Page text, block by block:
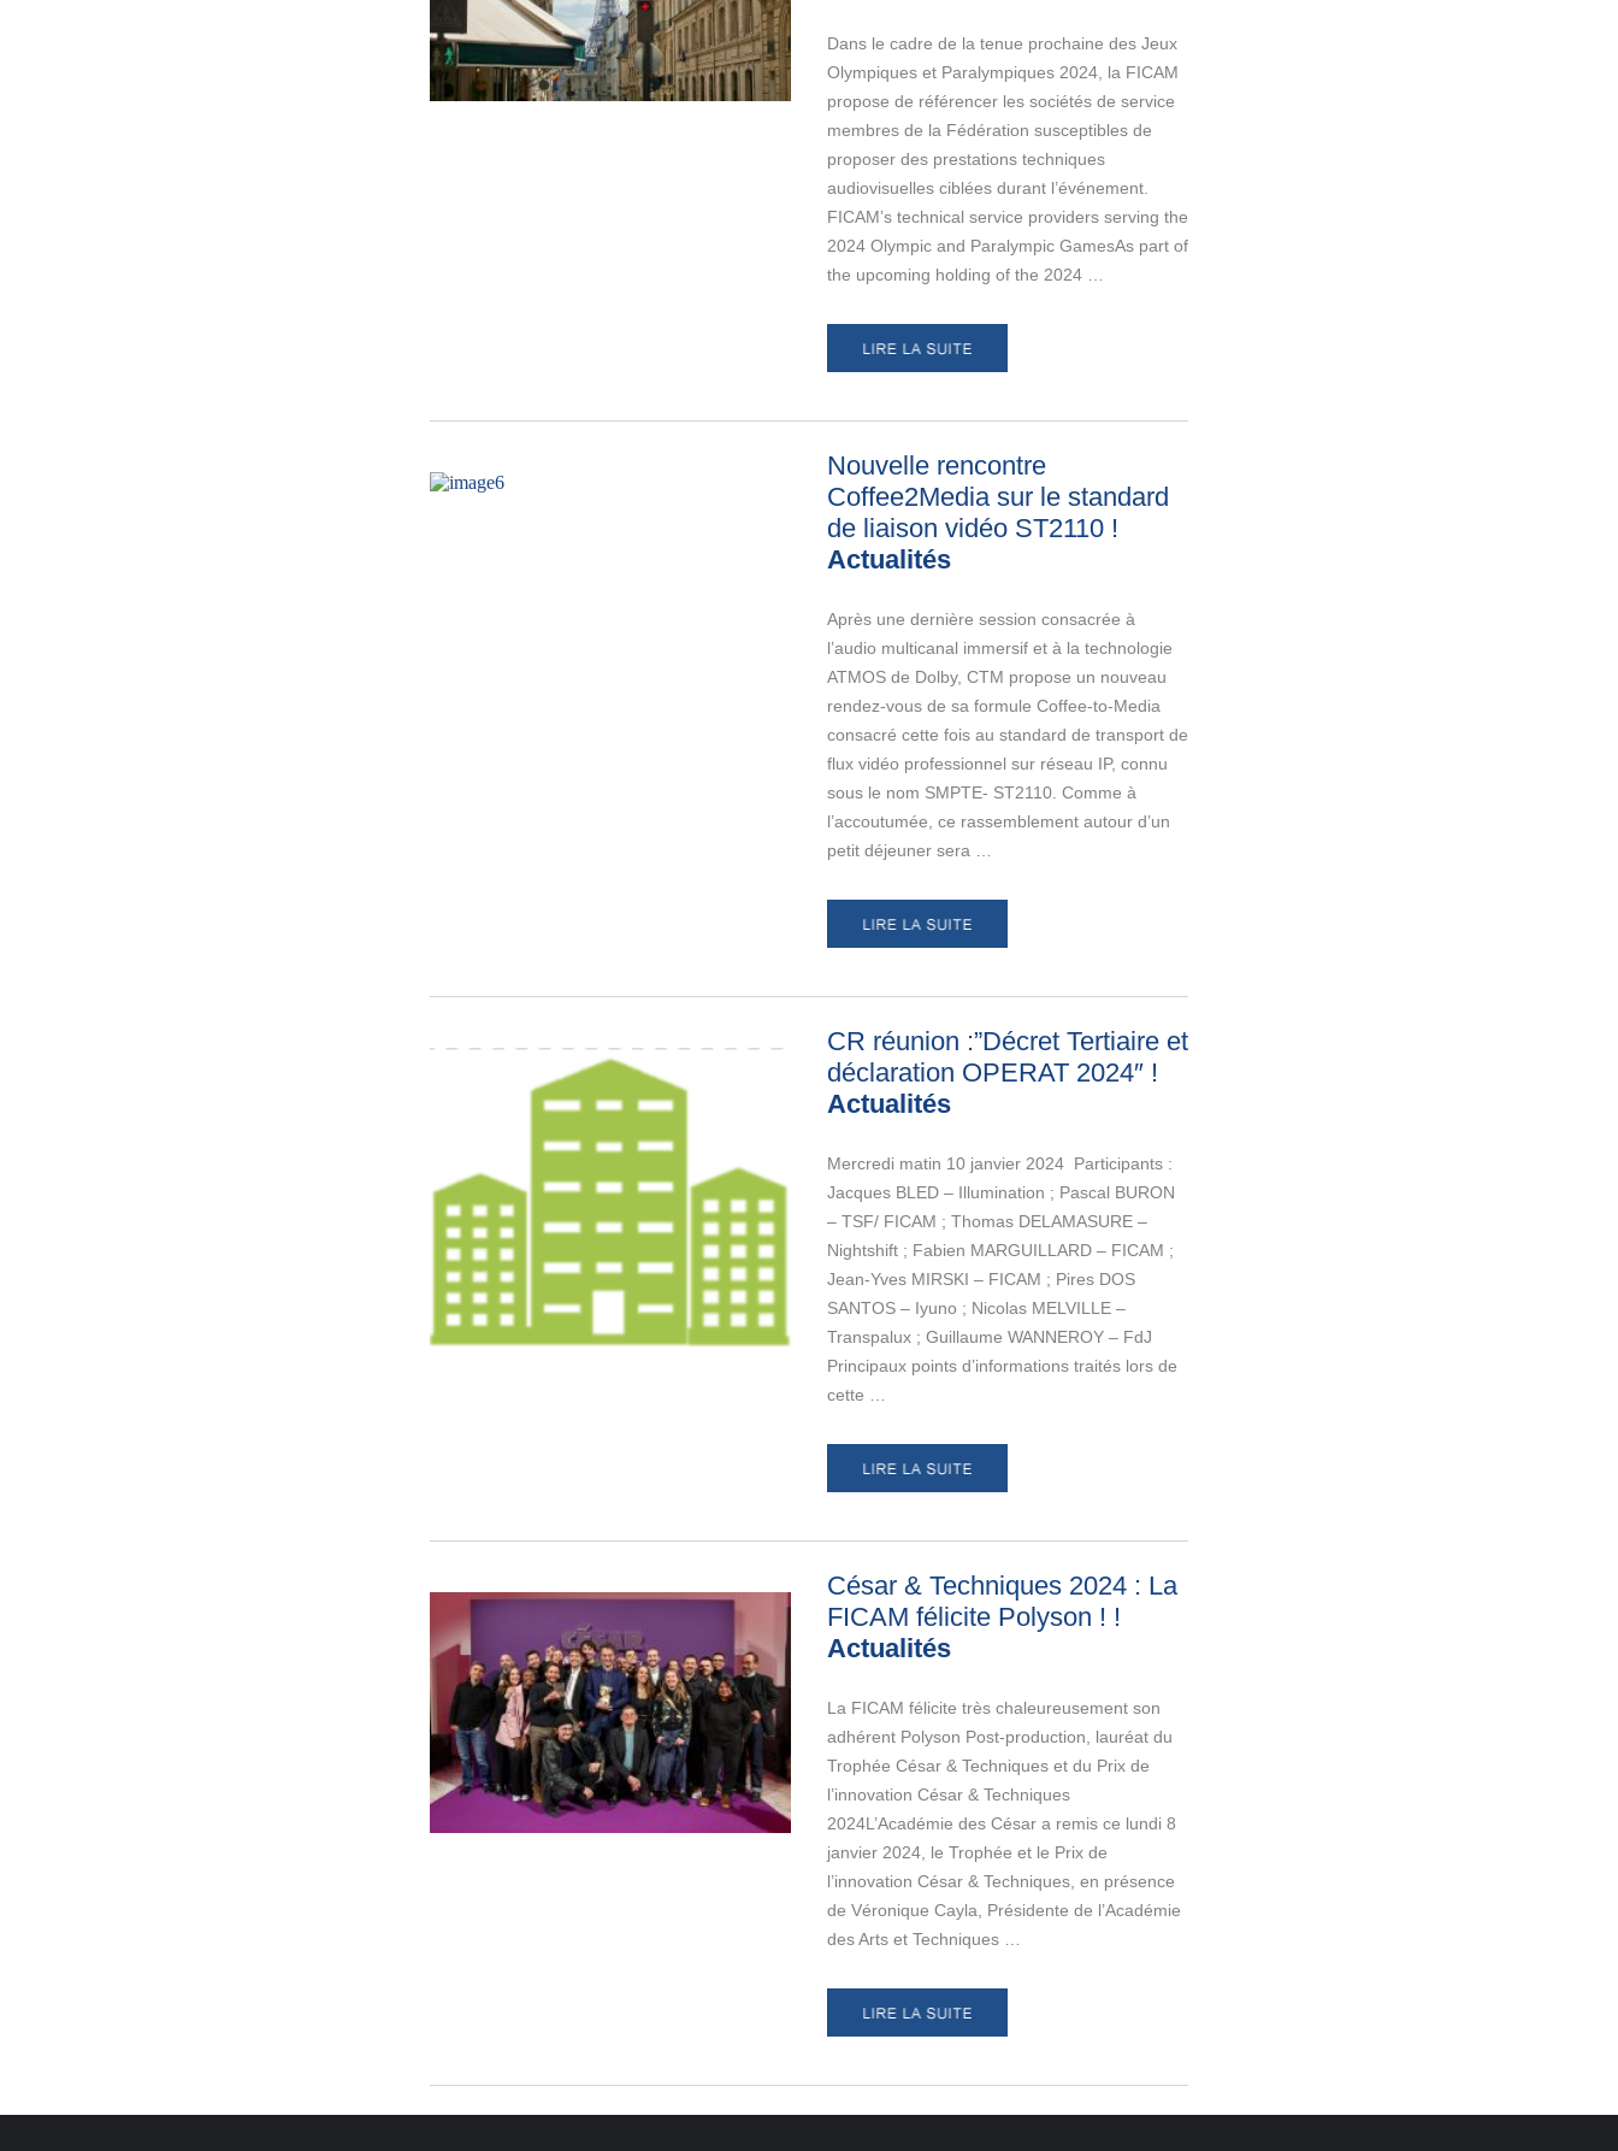
Dans le cadre de la tenue prochaine des Jeux
Olympiques et Paralympiques 2024, la FICAM
propose de référencer les sociétés de service
membres de la Fédération susceptibles de
proposer des prestations techniques
audiovisuelles ciblées durant l’événement.
FICAM’s technical service providers serving the
2024 Olympic and Paralympic GamesAs part of
the upcoming holding of the 2024 …
Nouvelle rencontre
Coffee2Media sur le standard
de liaison vidéo ST2110 !
Actualités
Après une dernière session consacrée à
l’audio multicanal immersif et à la technologie
ATMOS de Dolby, CTM propose un nouveau
rendez-vous de sa formule Coffee-to-Media
consacré cette fois au standard de transport de
flux vidéo professionnel sur réseau IP, connu
sous le nom SMPTE- ST2110. Comme à
l’accoutumée, ce rassemblement autour d’un
petit déjeuner sera …
CR réunion :”Décret Tertiaire et
déclaration OPERAT 2024″ !
Actualités
Mercredi matin 10 janvier 2024 Participants :
Jacques BLED – Illumination ; Pascal BURON
– TSF/ FICAM ; Thomas DELAMASURE –
Nightshift ; Fabien MARGUILLARD – FICAM ;
Jean-Yves MIRSKI – FICAM ; Pires DOS
SANTOS – Iyuno ; Nicolas MELVILLE –
Transpalux ; Guillaume WANNEROY – FdJ
Principaux points d’informations traités lors de
cette …
César & Techniques 2024 : La
FICAM félicite Polyson ! !
Actualités
La FICAM félicite très chaleureusement son
adhérent Polyson Post-production, lauréat du
Trophée César & Techniques et du Prix de
l’innovation César & Techniques
2024L’Académie des César a remis ce lundi 8
janvier 2024, le Trophée et le Prix de
l’innovation César & Techniques, en présence
de Véronique Cayla, Présidente de l’Académie
des Arts et Techniques …